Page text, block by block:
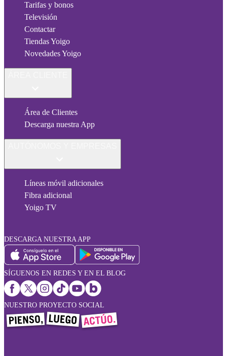
Tarifas y bonos
Televisión
Contactar
Tiendas Yoigo
Novedades Yoigo
Área de Clientes
Descarga nuestra App
Líneas móvil adicionales
Fibra adicional
Yoigo TV
DESCARGA NUESTRA APP
SÍGUENOS EN REDES Y EN EL BLOG
NUESTRO PROYECTO SOCIAL